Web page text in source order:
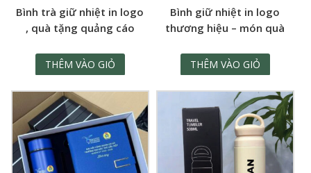
Bình trà giữ nhiệt in logo
, quà tặng quảng cáo
THÊM VÀO GIỎ
Bình giữ nhiệt in logo
thương hiệu – món quà
THÊM VÀO GIỎ